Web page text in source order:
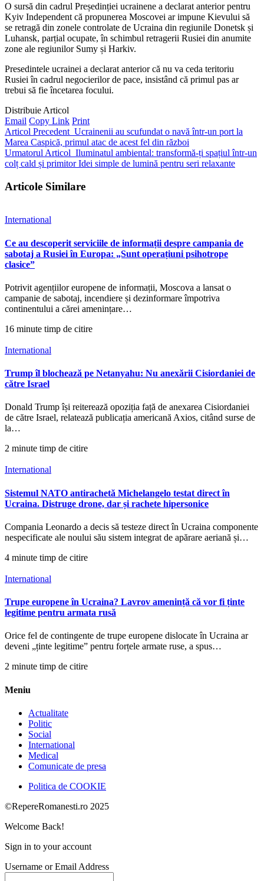
O sursă din cadrul Președinției ucrainene a declarat anterior pentru
Kyiv Independent că propunerea Moscovei ar impune Kievului să
se retragă din zonele controlate de Ucraina din regiunile Donetsk și
Luhansk, parțial ocupate, în schimbul retragerii Rusiei din anumite
zone ale regiunilor Sumy și Harkiv.
Presedintele ucrainei a declarat anterior că nu va ceda teritoriu
Rusiei în cadrul negocierilor de pace, insistând că primul pas ar
trebui să fie încetarea focului.
Distribuie Articol
Email Copy Link Print
Articol Precedent Ucrainenii au scufundat o navă într-un port la
Marea Caspică, primul atac de acest fel din război
Urmatorul Articol Iluminatul ambiental: transformă-ți spațiul într-un
colț cald și primitor Idei simple de lumină pentru seri relaxante
Articole Similare
International
Ce au descoperit serviciile de informații despre campania de
sabotaj a Rusiei în Europa: „Sunt operațiuni psihotrope
clasice”
Potrivit agențiilor europene de informații, Moscova a lansat o
campanie de sabotaj, incendiere și dezinformare împotriva
continentului a cărei amenințare…
16 minute timp de citire
International
Trump îl blochează pe Netanyahu: Nu anexării Cisiordaniei de
către Israel
Donald Trump își reiterează opoziția față de anexarea Cisiordaniei
de către Israel, relatează publicația americană Axios, citând surse de
la…
2 minute timp de citire
International
Sistemul NATO antirachetă Michelangelo testat direct în
Ucraina. Distruge drone, dar și rachete hipersonice
Compania Leonardo a decis să testeze direct în Ucraina componente
nespecificate ale noului său sistem integrat de apărare aeriană și…
4 minute timp de citire
International
Trupe europene în Ucraina? Lavrov amenință că vor fi ținte
legitime pentru armata rusă
Orice fel de contingente de trupe europene dislocate în Ucraina ar
deveni „ținte legitime” pentru forțele armate ruse, a spus…
2 minute timp de citire
Meniu
Actualitate
Politic
Social
International
Medical
Comunicate de presa
Politica de COOKIE
©RepereRomanesti.ro 2025
Welcome Back!
Sign in to your account
Username or Email Address